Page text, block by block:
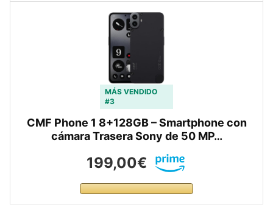
MÁS VENDIDO
#3
CMF Phone 1 8+128GB – Smartphone con
cámara Trasera Sony de 50 MP…
199,00€